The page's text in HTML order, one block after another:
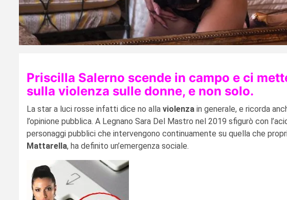
Priscilla Salerno scende in campo e ci
sulla violenza sulle donne, e non solo.
La star a luci rosse infatti dice no alla violenza in generale, e ricorda
l’opinione pubblica. A Legnano Sara Del Mastro nel 2019 sfigurò con
personaggi pubblici che intervengono continuamente su quella che
Mattarella, ha definito un’emergenza sociale.